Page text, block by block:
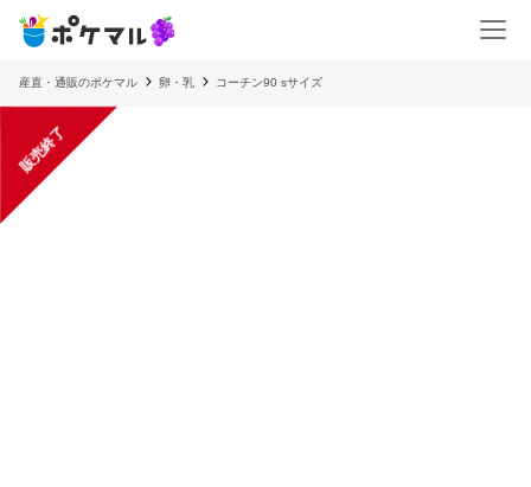
産直・通販のポケマル 卵・乳 コーチン90 sサイズ
販売終了